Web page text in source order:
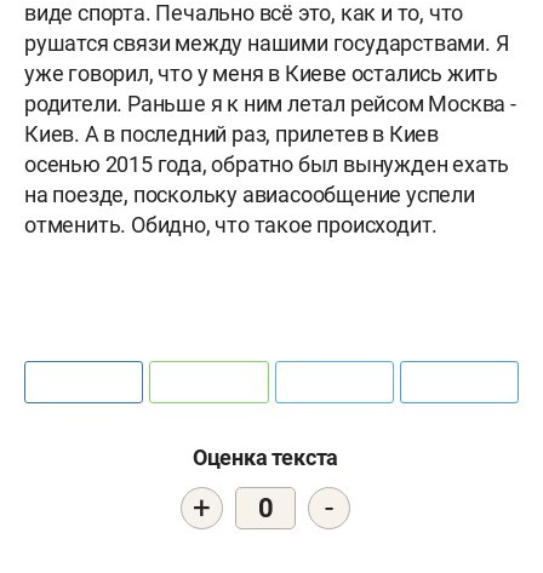
виде спорта. Печально всё это, как и то, что
рушатся связи между нашими государствами. Я
уже говорил, что у меня в Киеве остались жить
родители. Раньше я к ним летал рейсом Москва -
Киев. А в последний раз, прилетев в Киев
осенью 2015 года, обратно был вынужден ехать
на поезде, поскольку авиасообщение успели
отменить. Обидно, что такое происходит.
Оценка текста
+ 0 -